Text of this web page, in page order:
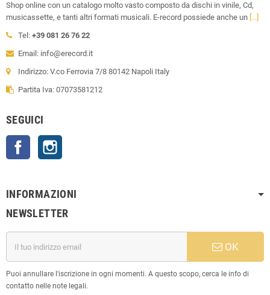
Shop online con un catalogo molto vasto composto da dischi in vinile, Cd,
musicassette, e tanti altri formati musicali. E-record possiede anche un [...]
Tel: +39 081 26 76 22
Email: info@erecord.it
Indirizzo: V.co Ferrovia 7/8 80142 Napoli Italy
Partita Iva: 07073581212
SEGUICI
Facebook
INFORMAZIONI
NEWSLETTER
OK
Puoi annullare l'iscrizione in ogni momenti. A questo scopo, cerca le info di
contatto nelle note legali.